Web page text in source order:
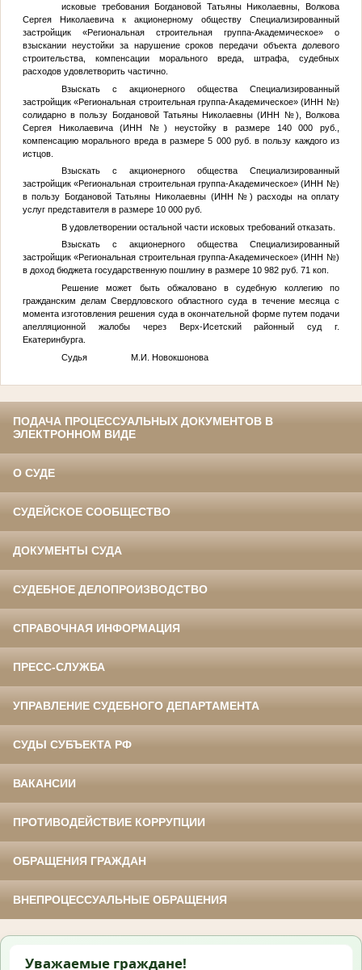
исковые требования Богдановой Татьяны Николаевны, Волкова
Сергея Николаевича к акционерному обществу Специализированный
застройщик «Региональная строительная группа-Академическое» о
взыскании неустойки за нарушение сроков передачи объекта долевого
строительства, компенсации морального вреда, штрафа, судебных
расходов удовлетворить частично.
Взыскать с акционерного общества Специализированный
застройщик «Региональная строительная группа-Академическое» (ИНН №)
солидарно в пользу Богдановой Татьяны Николаевны (ИНН
№), Волкова
Сергея Николаевича (ИНН № ) неустойку в размере 140 000 руб.,
компенсацию морального вреда в размере 5 000 руб. в пользу каждого из
истцов.
Взыскать с акционерного общества Специализированный
застройщик «Региональная строительная группа-Академическое» (ИНН №)
в пользу Богдановой Татьяны Николаевны (ИНН № ) расходы на оплату
услуг представителя в размере 10 000 руб.
В удовлетворении остальной части исковых требований отказать.
Взыскать с акционерного общества Специализированный
застройщик «Региональная строительная группа-Академическое» (ИНН №)
в доход бюджета государственную пошлину в размере 10 982 руб. 71 коп.
Решение может быть обжаловано в судебную коллегию по
гражданским делам Свердловского областного суда в течение месяца с
момента изготовления решения суда в окончательной форме путем подачи
апелляционной жалобы через Верх-Исетский районный суд г.
Екатеринбурга.
Судья М.И. Новокшонова
ПОДАЧА ПРОЦЕССУАЛЬНЫХ ДОКУМЕНТОВ В
ЭЛЕКТРОННОМ ВИДЕ
О СУДЕ
СУДЕЙСКОЕ СООБЩЕСТВО
ДОКУМЕНТЫ СУДА
СУДЕБНОЕ ДЕЛОПРОИЗВОДСТВО
СПРАВОЧНАЯ ИНФОРМАЦИЯ
ПРЕСС-СЛУЖБА
УПРАВЛЕНИЕ СУДЕБНОГО ДЕПАРТАМЕНТА
СУДЫ СУБЪЕКТА РФ
ВАКАНСИИ
ПРОТИВОДЕЙСТВИЕ КОРРУПЦИИ
ОБРАЩЕНИЯ ГРАЖДАН
ВНЕПРОЦЕССУАЛЬНЫЕ ОБРАЩЕНИЯ
Уважаемые граждане!